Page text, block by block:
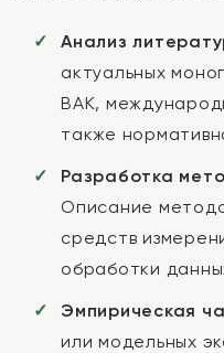
Анализ
актуальных
ВАК,
также
Разработка
Описание
средств
обработки
Эмпирическая
или модельных